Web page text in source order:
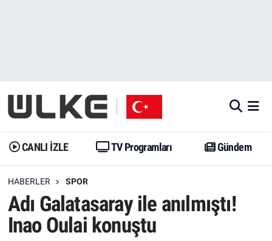
CANLI İZLE TV Programları Gündem
HABERLER SPOR
Adı Galatasaray ile anılmıştı!
Inao Oulai konuştu
Gündem
Dünya
Erişim Bilgileri
Ekonomi
Gündem
Trend
Erişim Bilgileri
Spor
İstanbul Namaz Vakitleri
Trafik Durumu
Erişim Bilgileri
Tüm Manşetler